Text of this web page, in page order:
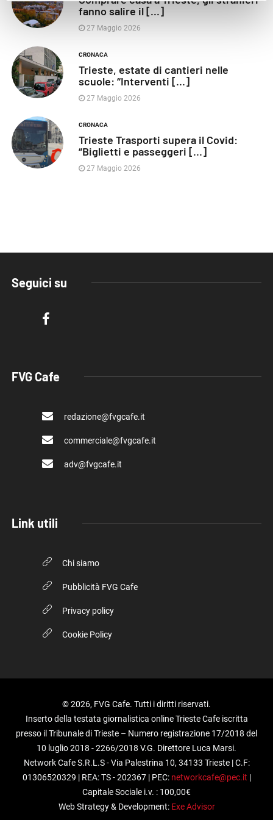
fanno salire il [...]
27 Maggio 2026
CRONACA
Trieste, estate di cantieri nelle
scuole: “Interventi [...]
27 Maggio 2026
CRONACA
Trieste Trasporti supera il Covid:
“Biglietti e passeggeri [...]
27 Maggio 2026
Seguici su
FVG Cafe
redazione@fvgcafe.it
commerciale@fvgcafe.it
adv@fvgcafe.it
Link utili
Chi siamo
Pubblicità FVG Cafe
Privacy policy
Cookie Policy
© 2026, FVG Cafe. Tutti i diritti riservati.
Inserto della testata giornalistica online Trieste Cafe iscritta
presso il Tribunale di Trieste – Numero registrazione 17/2018 del
10 luglio 2018 - 2266/2018 V.G. Direttore Luca Marsi.
Network Cafe S.R.L.S - Via Palestrina 10, 34133 Trieste | C.F:
01306520329 | REA: TS - 202367 | PEC: networkcafe@pec.it |
Capitale Sociale i.v. : 100,00€
Web Strategy & Development: Exe Advisor